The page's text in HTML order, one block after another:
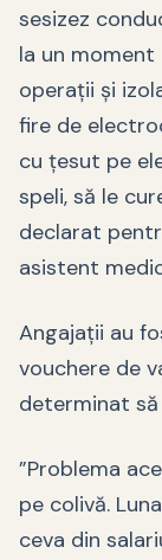
sesizez
la un
operații și
fire de
cu țesut pe
speli, să le
declarat
asistent
Angajații au
vouchere de
determinat
”Problema
pe colivă.
ceva din